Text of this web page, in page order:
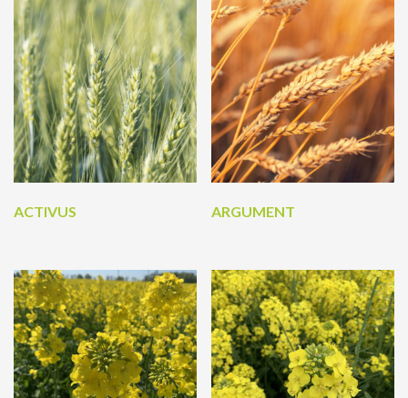
ACTIVUS ARGUMENT